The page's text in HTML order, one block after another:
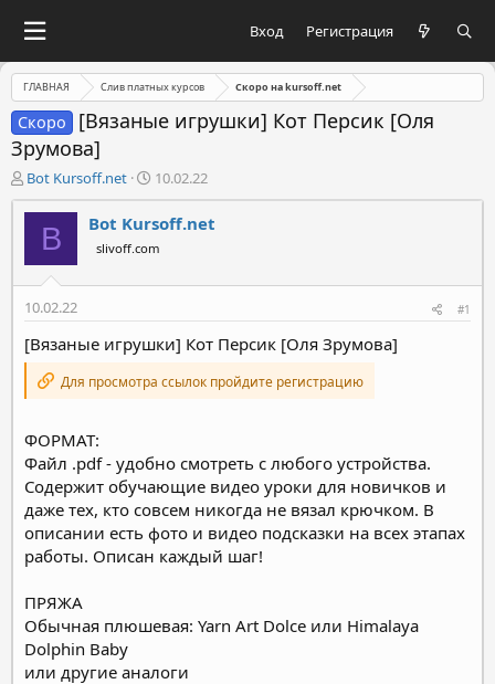
Вход Регистрация
ГЛАВНАЯ Слив платных курсов Скоро на kursoff.net
Скоро
[Вязаные игрушки] Кот Персик [Оля
Зрумова]
А
в
т
м
ы
Bot Kursoff.net
Д
а
т
а
н
а
а
10.02.22
B Bot Kursoff.net
slivoff.com
10.02.22 #1
[Вязаные игрушки] Кот Персик [Оля Зрумова]
Для просмотра ссылок пройдите регистрацию
ФОРМАТ:
Файл .pdf - удобно смотреть с любого устройства.
Содержит обучающие видео уроки для новичков и
даже тех, кто совсем никогда не вязал крючком. В
описании есть фото и видео подсказки на всех этапах
работы. Описан каждый шаг!
ПРЯЖА
Обычная плюшевая: Yarn Art Dolce или Himalaya
Dolphin Baby
или другие аналоги